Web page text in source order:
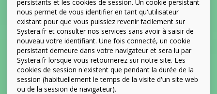
persistants et les cookies de session. Un cookie persistant
nous permet de vous identifier en tant qu'utilisateur
existant pour que vous puissiez revenir facilement sur
Systera.fr et consulter nos services sans avoir à saisir de
nouveau votre identifiant. Une fois connecté, un cookie
persistant demeure dans votre navigateur et sera lu par
Systera.fr lorsque vous retournerez sur notre site. Les
cookies de session n'existent que pendant la durée de la
session (habituellement le temps de la visite d'un site web
ou de la session de navigateur).